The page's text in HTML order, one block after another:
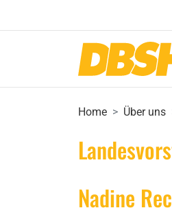
Home Über uns
Nadine